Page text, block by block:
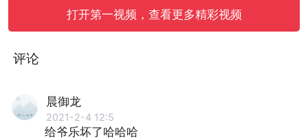
打开第一视频，查看更多精彩视频
评论
晨御龙
2021-2-4 12:5
给爷乐坏了哈哈哈